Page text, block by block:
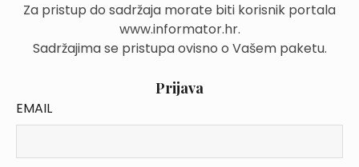
Za pristup do sadržaja morate biti korisnik portala
www.informator.hr.
Sadržajima se pristupa ovisno o Vašem paketu.
Prijava
EMAIL